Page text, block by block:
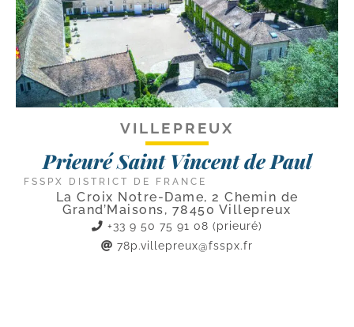
VILLEPREUX
Prieuré Saint Vincent de Paul
FSSPX DISTRICT DE FRANCE
La Croix Notre-Dame, 2 Chemin de
Grand’Maisons, 78450 Villepreux
+33 9 50 75 91 08 (prieuré)
78p.villepreux@fsspx.fr